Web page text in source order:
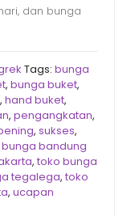
dan bunga
Tags: bunga
, bunga buket,
, hand buket,
, pengangkatan,
, sukses,
bandung
, toko bunga
tegalega, toko
, ucapan